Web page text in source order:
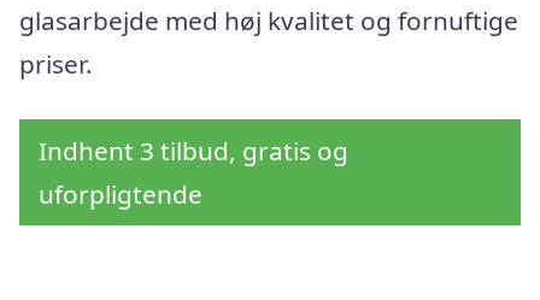
glasarbejde med høj kvalitet og fornuftige
priser.
Indhent 3 tilbud, gratis og
uforpligtende